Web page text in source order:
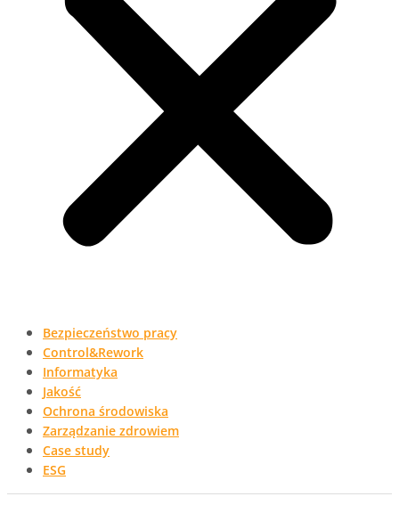
Bezpieczeństwo pracy
Control&Rework
Informatyka
Jakość
Ochrona środowiska
Zarządzanie zdrowiem
Case study
ESG